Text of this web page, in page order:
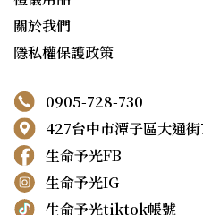
關於我們
隱私權保護政策
0905-728-730
427台中市潭子區大通
生命予光FB
生命予光IG
生命予光tiktok帳號